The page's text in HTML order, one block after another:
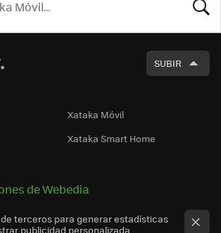
SUBIR
Xataka Móvil
Xataka Smart Home
de Webedia
terceros para generar estadísticas
publicidad personalizada